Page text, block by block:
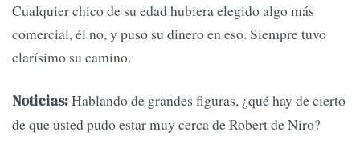
Cualquier chico de su edad hubiera elegido algo más
comercial, él no, y puso su dinero en eso. Siempre tuvo
clarísimo su camino.
Noticias:Hablando de grandes figuras, ¿qué hay de cierto
de que usted pudo estar muy cerca de Robert de Niro?